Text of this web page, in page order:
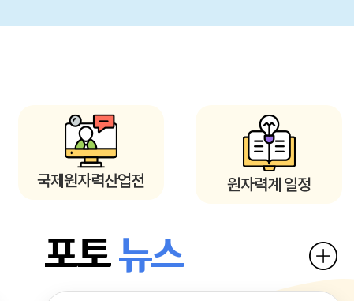
국제원자력산업전 원자력계 일정
포토 뉴스